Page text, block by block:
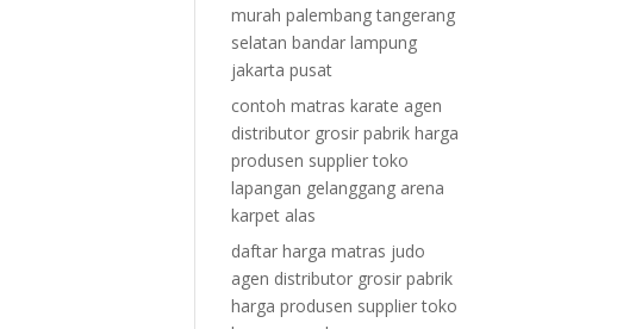
murah palembang tangerang
selatan bandar lampung
jakarta pusat
contoh matras karate agen
distributor grosir pabrik harga
produsen supplier toko
lapangan gelanggang arena
karpet alas
daftar harga matras judo
agen distributor grosir pabrik
harga produsen supplier toko